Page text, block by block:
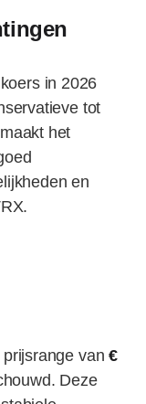
in 2026
tot
het
en
prijsrange van€
Deze